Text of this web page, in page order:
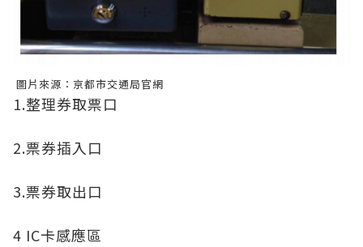
圖片來源：京都市交通局官網
1.整理券取票口
2.票券插入口
3.票券取出口
4 IC卡感應區